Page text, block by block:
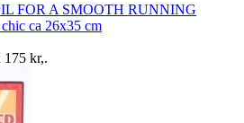
FOR A SMOOTH RUNNING
ca 26x35 cm
175 kr,.